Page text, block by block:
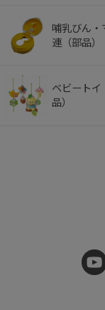
哺乳びん・
連（部品）
ベビートイ
品）